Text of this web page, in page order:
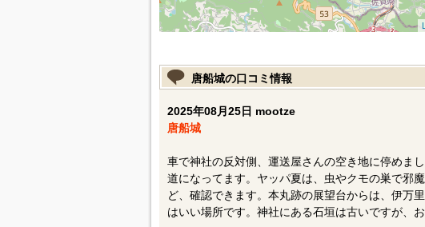
唐船城の口コミ情報
2025年08月25日 mootze
唐船城
車で神社の反対側、運送屋さんの空き地に停めま
道になってます。ヤッパ夏は、虫やクモの巣で邪
ど、確認できます。本丸跡の展望台からは、伊万
はいい場所です。神社にある石垣は古いですが、